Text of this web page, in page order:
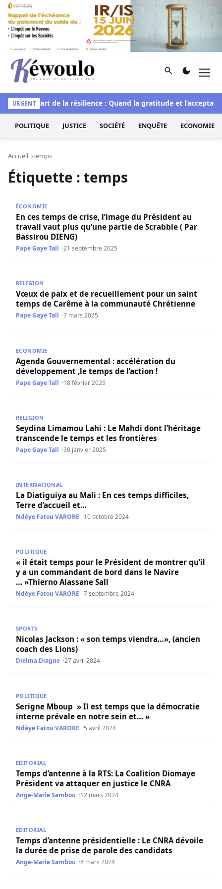
Aller au contenu
Kéwoulo, le premier site d'information et d'investigation
Rechercher
URGENTL’art de la résilience : Quand la gratitude et
POLITIQUE JUSTICE SOCIÉTÉ ENQUÊTE ECONOMIE
Accueil temps
Étiquette : temps
ÉCONOMIE
En ces temps de crise, l’image du Président au
travail vaut plus qu’une partie de Scrabble ( Par
Bassirou DIENG)
Pape Gaye Tall 21 septembre 2025
RELIGION
Vœux de paix et de recueillement pour un saint
temps de Carême à la communauté Chrétienne
Pape Gaye Tall 7 mars 2025
ECONOMIE
Agenda Gouvernemental : accélération du
développement ,le temps de l’action !
Pape Gaye Tall 18 février 2025
RELIGION
Seydina Limamou Lahi : Le Mahdi dont l’héritage
transcende le temps et les frontières
Pape Gaye Tall 30 janvier 2025
INTERNATIONAL
La Diatiguiya au Mali : En ces temps difficiles,
Terre d’accueil et…
Ndèye Fatou VARORE 10 octobre 2024
POLITIQUE
« il était temps pour le Président de montrer qu’il
y a un commandant de bord dans le Navire
… »Thierno Alassane Sall
Ndèye Fatou VARORE 7 septembre 2024
SPORTS
Nicolas Jackson : « son temps viendra…», (ancien
coach des Lions)
Dielma Diagne 27 avril 2024
POLITIQUE
Serigne Mboup » Il est temps que la démocratie
interne prévale en notre sein et… »
Ndèye Fatou VARORE 5 avril 2024
EDITORIAL
Temps d’antenne à la RTS: La Coalition Diomaye
Président va attaquer en justice le CNRA
Ange-Marie Sambou 12 mars 2024
EDITORIAL
Temps d’antenne présidentielle : Le CNRA dévoile
la durée de prise de parole des candidats
Ange-Marie Sambou 8 mars 2024